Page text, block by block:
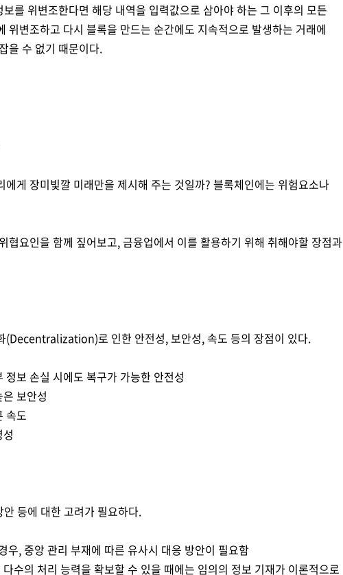
를 위변조한다면 해당 내역을 입력값으로 삼아야 하는 그 이후의 모든
위변조하고 다시 블록을 만드는 순간에도 지속적으로 발생하는 거래에
을 수 없기 때문이다.
게 장미빛깔 미래만을 제시해 주는 것일까? 블록체인에는 위험요소나
협요인을 함께 짚어보고, 금융업에서 이를 활용하기 위해 취해야할 장점과
(Decentralization)로 인한 안전성, 보안성, 속도 등의 장점이 있다.
보 손실 시에도 복구가 가능한 안전성
보안성
속도
등에 대한 고려가 필요하다.
, 중앙 관리 부재에 따른 유사시 대응 방안이 필요함
수의 처리 능력을 확보할 수 있을 때에는 임의의 정보 기재가 이론적으로